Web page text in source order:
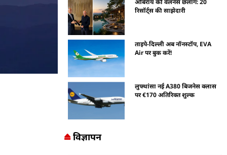
ओबेरॉय की वेलनेस छलांग: 20
रिसॉर्ट्स की साझेदारी
ताइपे-दिल्ली अब नॉनस्टॉप, EVA
Air पर बुक करें!
लुफ्थांसा नई A380 बिजनेस क्लास
पर €170 अतिरिक्त शुल्क
विज्ञापन